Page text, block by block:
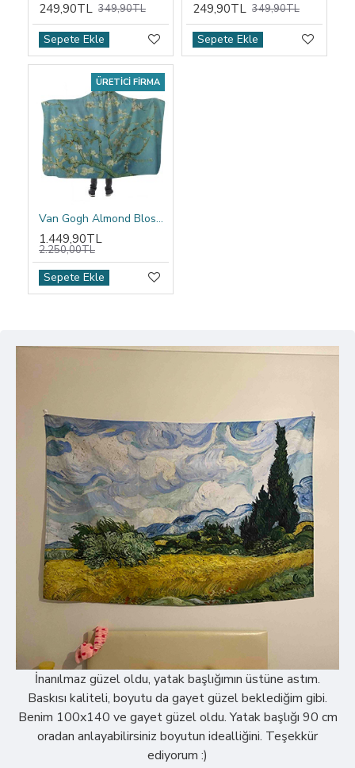
249,90TL 349,90TL
Sepete Ekle
249,90TL 349,90TL
Sepete Ekle
ÜRETICI FIRMA
Van Gogh Almond Blossom Kapşonlu Battaniye
1.449,90TL
2.250,00TL
Sepete Ekle
İnanılmaz güzel oldu, yatak başlığımın üstüne astım.
Baskısı kaliteli, boyutu da gayet güzel beklediğim gibi.
Benim 100x140 ve gayet güzel oldu. Yatak başlığı 90 cm
oradan anlayabilirsiniz boyutun idealliğini. Teşekkür
ediyorum :)